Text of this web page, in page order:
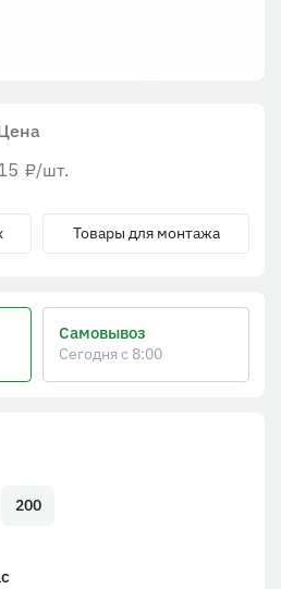
200
₽/шт.
Товары для монтажа
Самовывоз
Сегодня с 8:00